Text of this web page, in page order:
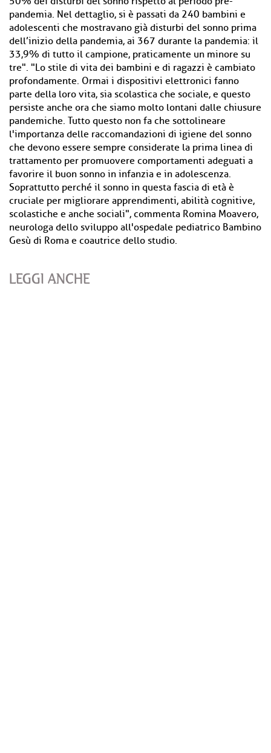
pandemia. Nel dettaglio, si è passati da 240 bambini e
adolescenti che mostravano già disturbi del sonno prima
dell’inizio della pandemia, ai 367 durante la pandemia: il
33,9% di tutto il campione, praticamente un minore su
tre". "Lo stile di vita dei bambini e di ragazzi è cambiato
profondamente. Ormai i dispositivi elettronici fanno
parte della loro vita, sia scolastica che sociale, e questo
persiste anche ora che siamo molto lontani dalle chiusure
pandemiche. Tutto questo non fa che sottolineare
l'importanza delle raccomandazioni di igiene del sonno
che devono essere sempre considerate la prima linea di
trattamento per promuovere comportamenti adeguati a
favorire il buon sonno in infanzia e in adolescenza.
Soprattutto perché il sonno in questa fascia di età è
cruciale per migliorare apprendimenti, abilità cognitive,
scolastiche e anche sociali", commenta Romina Moavero,
neurologa dello sviluppo all'ospedale pediatrico Bambino
Gesù di Roma e coautrice dello studio.
LEGGI ANCHE